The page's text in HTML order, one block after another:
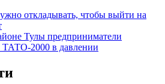
откладывать, чтобы выйти на
Тулы предприниматели
ТАТО-2000 в давлении